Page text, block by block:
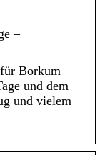
–
Borkum
und dem
und vielem